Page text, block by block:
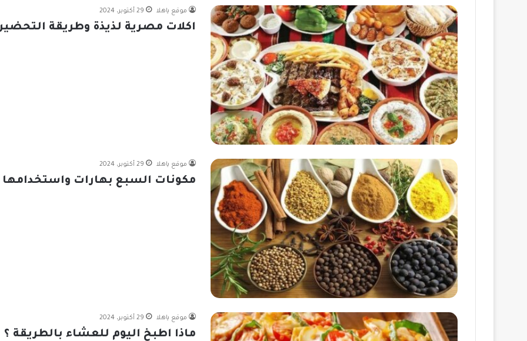
موقع ياهلا 29 أكتوبر، 2024
اكلات مصرية لذيذة وطريقة
موقع ياهلا 29 أكتوبر، 2024
مكونات السبع بهارات واستخدامها
موقع ياهلا 29 أكتوبر، 2024
ماذا اطبخ اليوم للعشاء بالطريقة ؟